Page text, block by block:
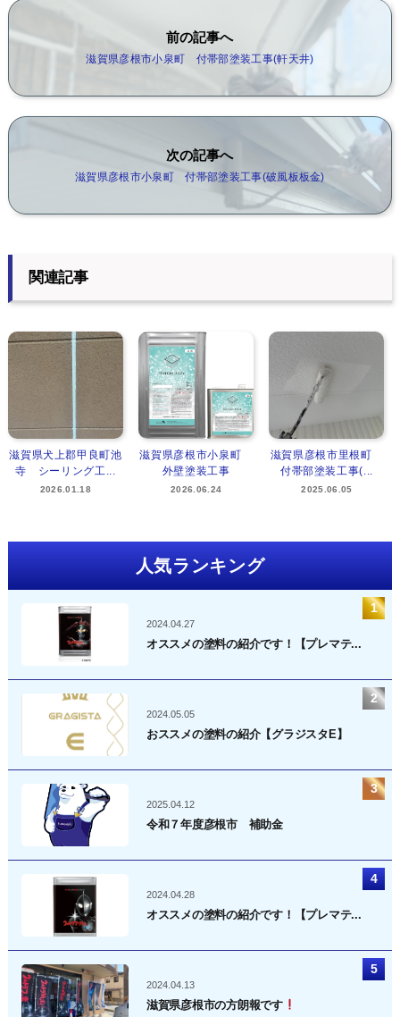
前の記事へ
滋賀県彦根市小泉町 付帯部塗装工事(軒天井)
次の記事へ
滋賀県彦根市小泉町 付帯部塗装工事(破風板板金)
関連記事
滋賀県犬上郡甲良町池
寺 シーリング工...
2026.01.18
滋賀県彦根市小泉町
外壁塗装工事
2026.06.24
滋賀県彦根市里根町
付帯部塗装工事(...
2025.06.05
人気ランキング
2024.04.27
オススメの塗料の紹介です！【プレマテ...
2024.05.05
おススメの塗料の紹介【グラジスタE】
2025.04.12
令和７年度彦根市 補助金
2024.04.28
オススメの塗料の紹介です！【プレマテ...
2024.04.13
滋賀県彦根市の方朗報です